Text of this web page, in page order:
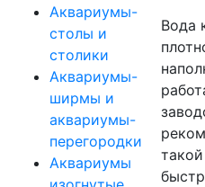
Аквариумы-
столы и
столики
Аквариумы-
ширмы и
аквариумы-
перегородки
Аквариумы
Вода